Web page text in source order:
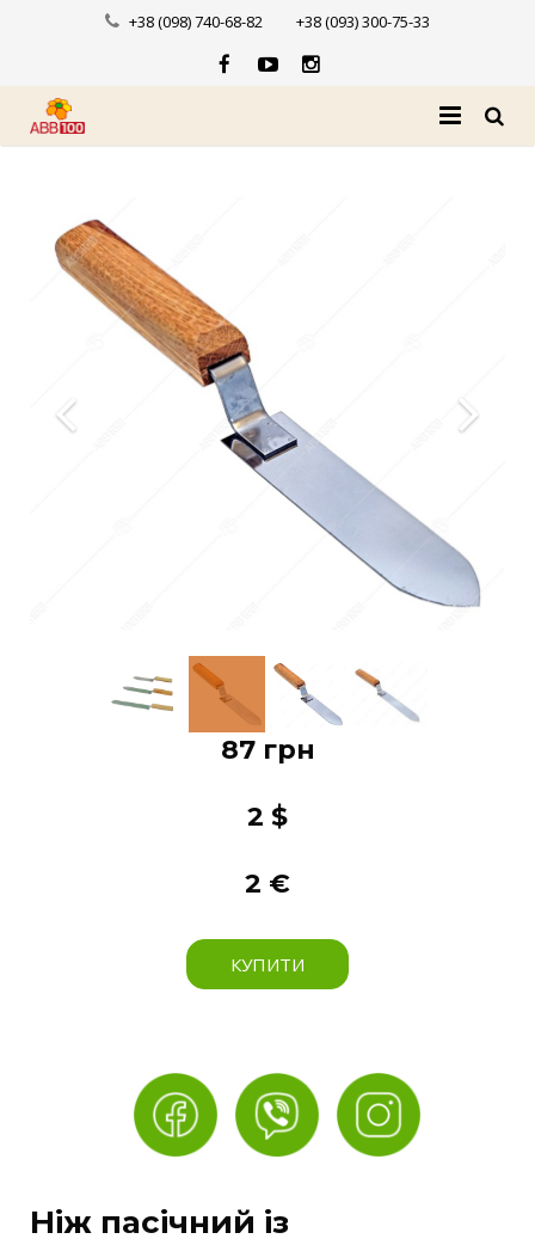
+38 (098) 740-68-82 +38 (093) 300-75-33
Про нас
Каталог
Доставка і оплата
87 грн
2 $
2 €
КУПИТИ
Ніж пасічний із